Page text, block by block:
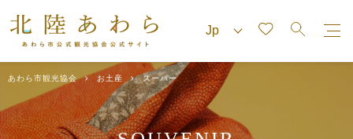
あわら市観光協会 お土産 スーパー